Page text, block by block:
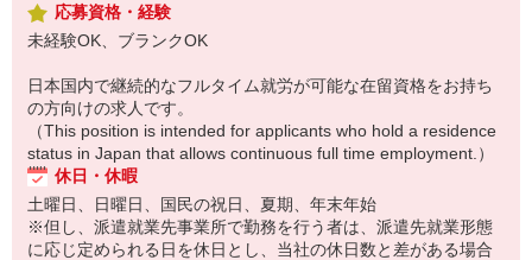
応募資格・経験
未経験OK、ブランクOK
日本国内で継続的なフルタイム就労が可能な在留資格をお持ち
の方向けの求人です。
（This position is intended for applicants who hold a residence
status in Japan that allows continuous full time employment.）
休日・休暇
土曜日、日曜日、国民の祝日、夏期、年末年始
※但し、派遣就業先事業所で勤務を行う者は、派遣先就業形態
に応じ定められる日を休日とし、当社の休日数と差がある場合